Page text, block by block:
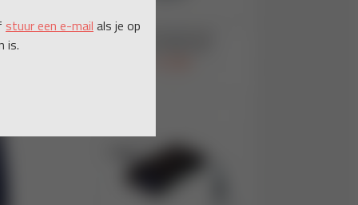
stuur een e-mail als je op
is.